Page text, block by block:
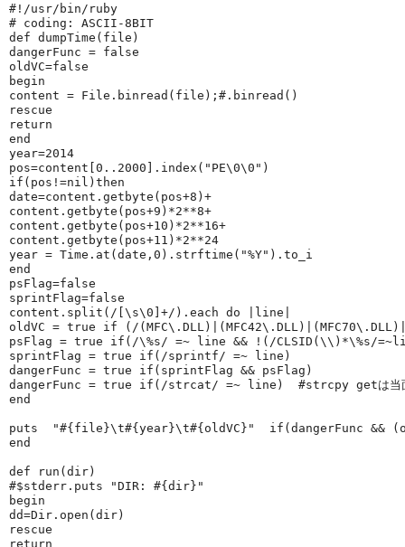
#!/usr/bin/ruby
# coding: ASCII-8BIT
def dumpTime (file)
dangerFunc = false
oldVC=false
begin
content = File .binread(file); #.binread()
rescue
return
end
year=2014
pos=content[ 0 .. 2000 ].index( " PE\0\0" )
if (pos!=nil ) then
date=content.getbyte(pos+8 )+
content.getbyte(pos+9 )*2**8+
content.getbyte(pos+10 )*2**16+
content.getbyte(pos+11 )*2**24
year = Time .at(date, 0 ).strftime( "%Y" ).to_i
end
psFlag=false
sprintFlag=false
content.split( / \s\0 ]+/ ).each do line
oldVC = true if ( /
psFlag = true if ( /\%s / =~ line && !( /CLSID( \\ )*\%s /
sprintFlag = true if ( /sprintf / =~ line)
dangerFunc = true if (sprintFlag && psFlag)
dangerFunc = true if ( /strcat / =~ line) #strcpy getは当
end
puts "#{file}\t#{year}\t#{oldVC}" if (dangerFunc &&
end
def run (dir)
#$stderr.puts "DIR: #{dir}"
begin
dd=Dir .open(dir)
rescue
return